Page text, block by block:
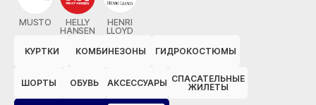
MUSTO
HELLY
HANSEN
HENRI
LLOYD
КУРТКИ
КОМБИНЕЗОНЫ ГИДРОКОСТЮМЫ
ШОРТЫ ОБУВЬ АКСЕССУАРЫ СПАСАТЕЛЬНЫЕ
ЖИЛЕТЫ